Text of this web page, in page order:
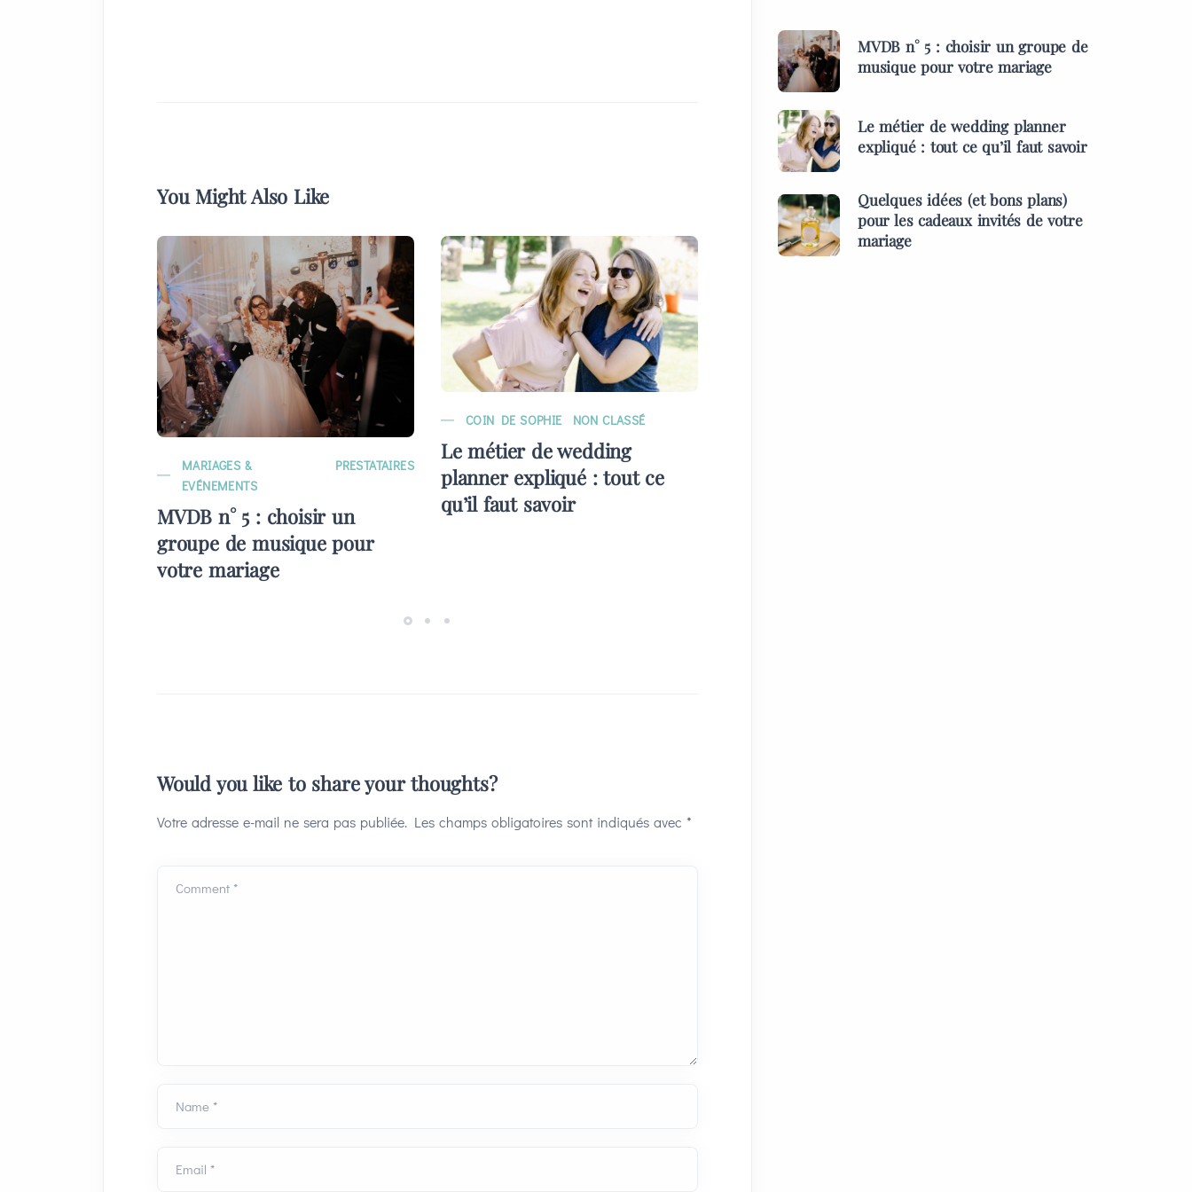
You Might Also Like
MARIAGES &
EVÉNEMENTS
PRESTATAIRES
MVDB n° 5 : choisir un
groupe de musique pour
votre mariage
COIN DE SOPHIE NON CLASSÉ
Le métier de wedding
planner expliqué : tout ce
qu’il faut savoir
Would you like to share your thoughts?
Votre adresse e-mail ne sera pas publiée. Les champs obligatoires sont indiqués avec *
Comment *
Name *
Email *
MVDB n° 5 : choisir un groupe de
musique pour votre mariage
Le métier de wedding planner
expliqué : tout ce qu’il faut savoir
Quelques idées (et bons plans)
pour les cadeaux invités de votre
mariage